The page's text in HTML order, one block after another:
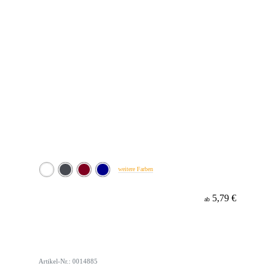
weitere Farben
ab 5,79 €
Artikel-Nr.: 0014885